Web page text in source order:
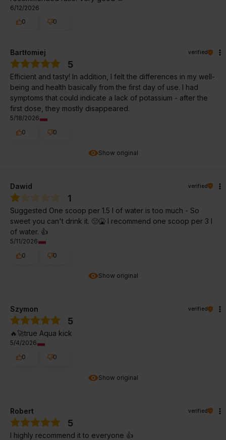
6/12/2026
0
0
Show original
Bartłomiej verified
5
Efficient and tasty! In addition, I felt the differences in my well-
being and health basically from the first day of use. I had
symptoms that could indicate a lack of potassium - after the
first dose, they mostly disappeared.
5/18/2026
0
0
Show original
Dawid verified
1
Suggested One scoop per 1.5 l of water is too much - So
sweet you can't drink it. 🤢🤮 I recommend one scoop per 3 l
of water. 👍️
5/11/2026
0
0
Show original
Szymon verified
5
🔥🚀true Aqua kick
5/4/2026
0
0
Robert verified
5
I highly recommend it to everyone 👍️